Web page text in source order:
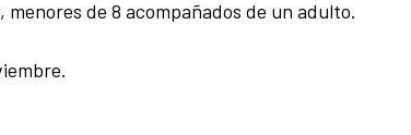
menores de 8 acompañados de un adulto.